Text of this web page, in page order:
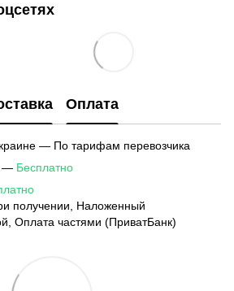
Оплата
— По тарифам перевозчика
— Бесплатно
получении, Наложенный
Оплата частями (ПриватБанк)